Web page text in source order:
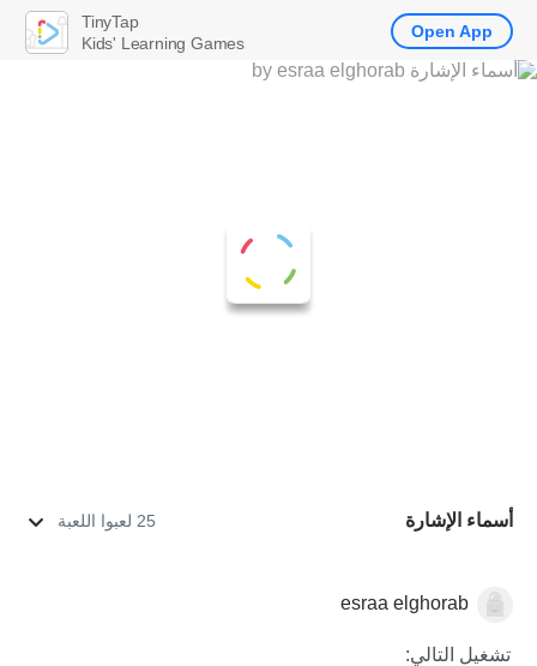
أسماء الإشارة 25 لعبوا اللعبة
الكتاب المقدس
esraa elghorab
تشغيل التالي:
TinyTap
Kids' Learning Games
Open App